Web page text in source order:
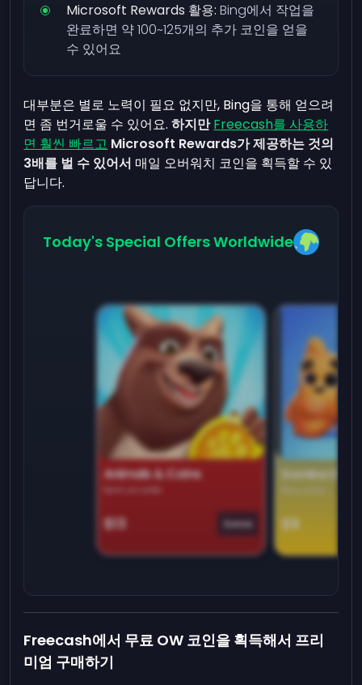
Microsoft Rewards 활용: Bing에서 작업을
완료하면 약 100~125개의 추가 코인을 얻을
수 있어요
대부분은 별로 노력이 필요 없지만, Bing을 통해 얻으려
면 좀 번거로울 수 있어요.하지만Freecash를 사용하
면 훨씬 빠르고 Microsoft Rewards가 제공하는 것의
3배를 벌 수 있어서 매일 오버워치 코인을 획득할 수 있
답니다.
Today's Special Offers Worldwide
Animals & Coins
$13 Game
Domino
$9
Freecash에서 무료 OW 코인을 획득해서 프리
미엄 구매하기